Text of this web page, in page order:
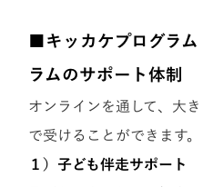
■キッカケプログラ
ラムのサポート体制
オンラインを通して、大
で受けることができます。
１）子ども伴走サポート